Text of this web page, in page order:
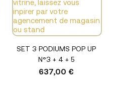
SET 3 PODIUMS POP UP
N°3 + 4 + 5
637,00 €